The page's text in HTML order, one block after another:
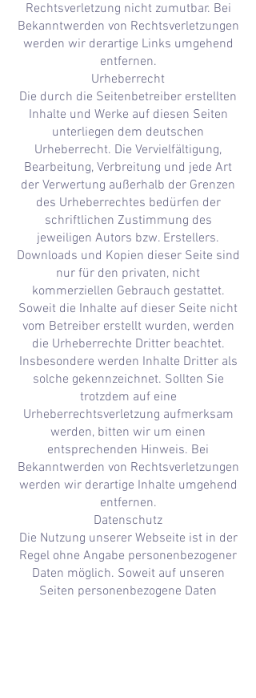
Rechtsverletzung nicht zumutbar. Bei
Bekanntwerden von Rechtsverletzungen
werden wir derartige Links umgehend
entfernen.
Urheberrecht
Die durch die Seitenbetreiber erstellten
Inhalte und Werke auf diesen Seiten
unterliegen dem deutschen
Urheberrecht. Die Vervielfältigung,
Bearbeitung, Verbreitung und jede Art
der Verwertung außerhalb der Grenzen
des Urheberrechtes bedürfen der
schriftlichen Zustimmung des
jeweiligen Autors bzw. Erstellers.
Downloads und Kopien dieser Seite sind
nur für den privaten, nicht
kommerziellen Gebrauch gestattet.
Soweit die Inhalte auf dieser Seite nicht
vom Betreiber erstellt wurden, werden
die Urheberrechte Dritter beachtet.
Insbesondere werden Inhalte Dritter als
solche gekennzeichnet. Sollten Sie
trotzdem auf eine
Urheberrechtsverletzung aufmerksam
werden, bitten wir um einen
entsprechenden Hinweis. Bei
Bekanntwerden von Rechtsverletzungen
werden wir derartige Inhalte umgehend
entfernen.
Datenschutz
Die Nutzung unserer Webseite ist in der
Regel ohne Angabe personenbezogener
Daten möglich. Soweit auf unseren
Seiten personenbezogene Daten